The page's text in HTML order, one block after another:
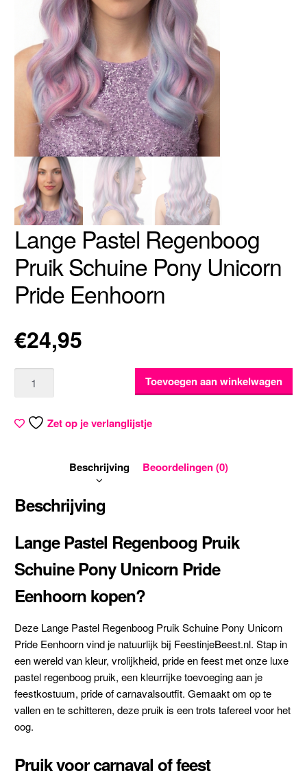
Lange Pastel Regenboog
Pruik Schuine Pony Unicorn
Pride Eenhoorn
€24,95
Toevoegen aan winkelwagen
Zet op je verlanglijstje
Beschrijving Beoordelingen (0)
Beschrijving
Lange Pastel Regenboog Pruik
Schuine Pony Unicorn Pride
Eenhoorn kopen?
Deze Lange Pastel Regenboog Pruik Schuine Pony Unicorn
Pride Eenhoorn vind je natuurlijk bij FeestinjeBeest.nl. Stap in
een wereld van kleur, vrolijkheid, pride en feest met onze luxe
pastel regenboog pruik, een kleurrijke toevoeging aan je
feestkostuum, pride of carnavalsoutfit. Gemaakt om op te
vallen en te schitteren, deze pruik is een trots tafereel voor het
oog.
Pruik voor carnaval of feest